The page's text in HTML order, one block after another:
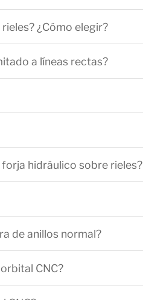
¿Cómo elegir?
a líneas rectas?
hidráulico sobre rieles?
de anillos normal?
CNC?